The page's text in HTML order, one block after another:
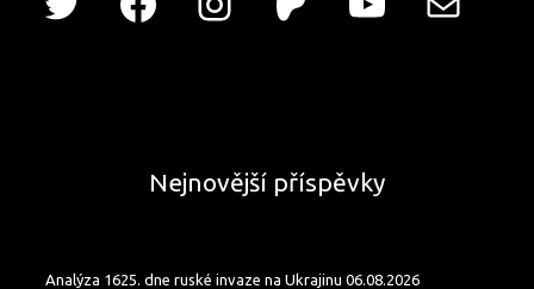
Nejnovější příspěvky
Analýza 1625. dne ruské invaze na Ukrajinu 06.08.2026